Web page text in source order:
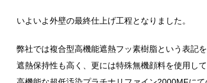
いよいよ外壁の最終仕上げ工程となりました。
弊社では複合型高機能遮熱フッ素樹脂という表記
遮熱保持性も高く、更には特殊無機顔料を使用し